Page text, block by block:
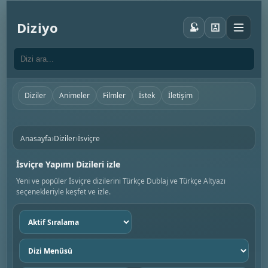
Diziyo
Diziler Animeler Filmler İstek İletişim
Anasayfa›Diziler›İsviçre
İsviçre Yapımı Dizileri izle
Yeni ve popüler İsviçre dizilerini Türkçe Dublaj ve Türkçe Altyazı
seçenekleriyle keşfet ve izle.
Sıralama
seç
Dizi
menüsü